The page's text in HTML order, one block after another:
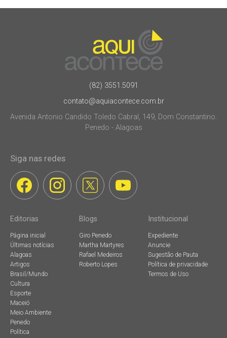
(82) 3551.5091
contato@aquiacontece.com.br
Avenida Antonio Candido Toledo Cabral, 149, Dom Constantino.
Penedo - Alagoas
Siga nas redes
Editorias
Página inicial
Últimas notícias
Alagoas
Artigos
Brasil/Mundo
Cultura
Esporte
Maceió
Meio Ambiente
Penedo
Política
Blogs
Giro Penedo
Martha Martyres
Rafael Medeiros
Roberto Lopes
Institucional
Expediente
Anuncie
Sugestão de Pauta
Política de privacidade
Termos de Uso